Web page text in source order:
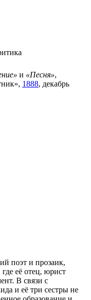
и «Песня»,
», 1888, декабрь
поэт и прозаик,
где её отец, юрист
В связи с
и её три сестры не